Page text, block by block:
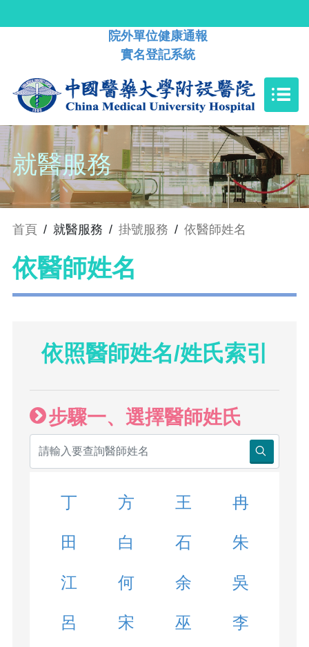
院外單位健康通報
實名登記系統
就醫服務
首頁 / 就醫服務 / 掛號服務 / 依醫師姓名
依醫師姓名
依照醫師姓名/姓氏索引
步驟一、選擇醫師姓氏
丁 方 王 冉
田 白 石 朱
江 何 余 吳
呂 宋 巫 李